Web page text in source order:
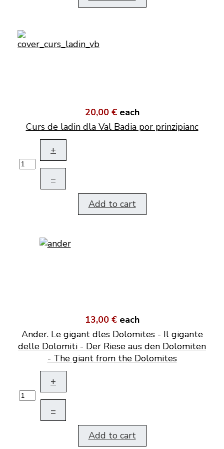
20,00 € each
Curs de ladin dla Val Badia por prinzipianc
+
–
Add to cart
13,00 € each
Ander. Le gigant dles Dolomites - Il gigante
delle Dolomiti - Der Riese aus den Dolomiten
- The giant from the Dolomites
+
–
Add to cart